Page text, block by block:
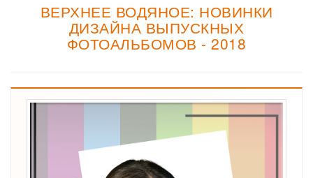
ВЕРХНЕЕ ВОДЯНОЕ: НОВИНКИ
ДИЗАЙНА ВЫПУСКНЫХ
ФОТОАЛЬБОМОВ - 2018